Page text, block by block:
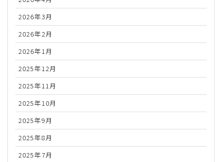
2026年3月
2026年2月
2026年1月
2025年12月
2025年11月
2025年10月
2025年9月
2025年8月
2025年7月